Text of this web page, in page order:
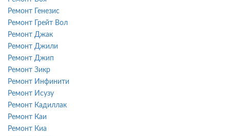
Ремонт Генезис
Ремонт Грейт Вол
Ремонт Джак
Ремонт Джили
Ремонт Джип
Ремонт Зикр
Ремонт Инфинити
Ремонт Исузу
Ремонт Кадиллак
Ремонт Каи
Ремонт Киа